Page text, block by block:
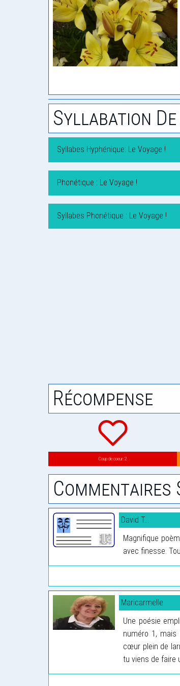
Syllabation
Syllabes Hyphénique: Le Voyage !
Phonétique : Le Voyage !
Syllabes Phonétique : Le Voyage !
Récompense
Coup de coeur: 2
Commentaires
David T...
Magnifique
avec finesse.
Maricarmelle
Une poésie
numéro 1, mais
cœur plein de
tu viens de faire